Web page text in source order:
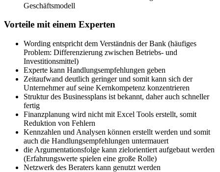
Geschäftsmodell
Vorteile mit einem Experten
Wording entspricht dem Verständnis der Bank (häufiges
Problem: Differenzierung zwischen Betriebs- und
Investitionsmittel)
Experte kann Handlungsempfehlungen geben
Zeitaufwand deutlich geringer und somit kann sich der
Unternehmer auf seine Kernkompetenz konzentrieren
Struktur des Businessplans ist bekannt, daher auch schneller
fertig
Finanzplanung wird nicht mit Excel Tools erstellt, somit
Reduktion von Fehlern
Kennzahlen und Analysen können erstellt werden und somit
auch die Handlungsempfehlungen untermauert
die Argumentationsfolge kann zielorientiert aufgebaut werden
(Erfahrungswerte spielen eine große Rolle)
Netzwerk des Beraters kann genutzt werden